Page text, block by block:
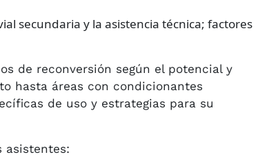
secundaria y la asistencia técnica; factores
de reconversión según el potencial y
hasta áreas con condicionantes
de uso y estrategias para su
asistentes: